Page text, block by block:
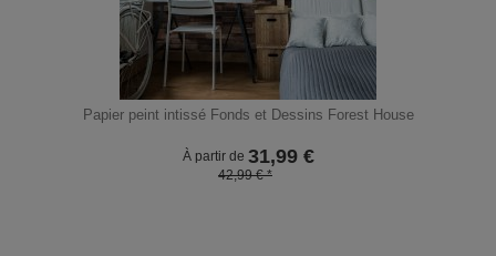
Papier peint intissé Fonds et Dessins Forest House
À partir de 31,99€
42,99 € *